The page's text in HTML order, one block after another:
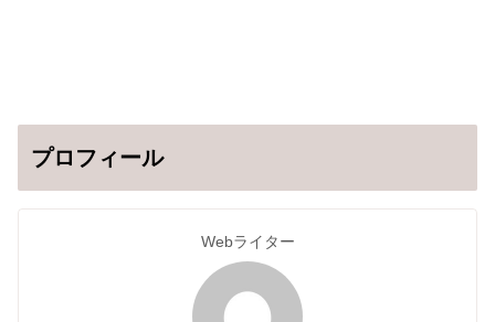
プロフィール
Webライター